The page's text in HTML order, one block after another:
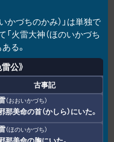
かづちのかみ）」は単独で
火雷大神（ほのいかづち
る。
公》
古事記
おおいかづち
那美命の首（かしら）にいた。
ほのいかづち